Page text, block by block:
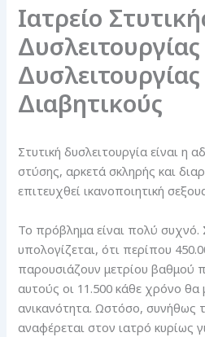
Ιατρείο
Διαβητικούς
Στυτική δυσλειτουργία είναι η
στύσης, αρκετά σκληρής και
επιτευχθεί ικανοποιητική
Το πρόβλημα είναι πολύ συχνό.
υπολογίζεται, ότι περίπου
παρουσιάζουν μετρίου βαθμού
αυτούς οι 11.500 κάθε χρόνο
ανικανότητα. Ωστόσο, συνήθως
αναφέρεται στον ιατρό κυρίως